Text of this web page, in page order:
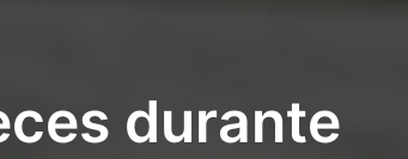
durante